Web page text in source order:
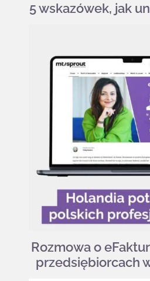
5 wskazówek, jak
Rozmowa o
przedsiębiorcach